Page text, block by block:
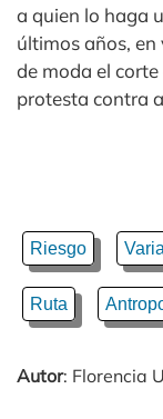
a quien lo haga
últimos años,
de moda el
protesta contra
Riesgo
Ruta
Autor: Florencia